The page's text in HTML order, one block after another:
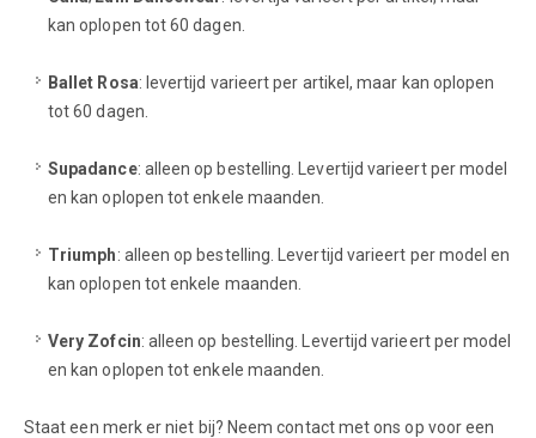
kan oplopen tot 60 dagen.
Ballet Rosa: levertijd varieert per artikel, maar kan oplopen
tot 60 dagen.
Supadance: alleen op bestelling. Levertijd varieert per model
en kan oplopen tot enkele maanden.
Triumph: alleen op bestelling. Levertijd varieert per model en
kan oplopen tot enkele maanden.
Very Zofcin: alleen op bestelling. Levertijd varieert per model
en kan oplopen tot enkele maanden.
Staat een merk er niet bij? Neem contact met ons op voor een